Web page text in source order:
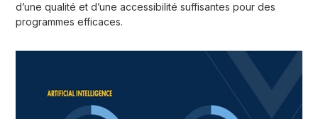
d’une qualité et d’une accessibilité suffisantes pour des
programmes efficaces.